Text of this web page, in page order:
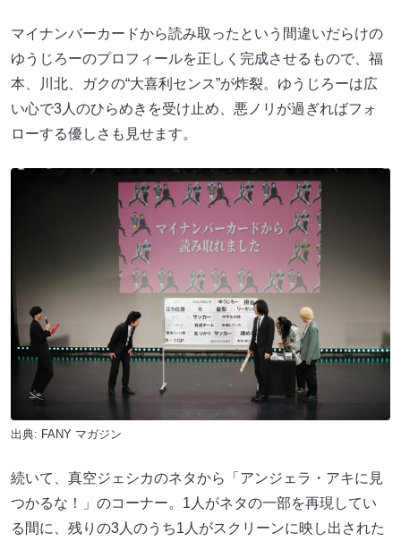
マイナンバーカードから読み取ったという間違いだらけの
ゆうじろーのプロフィールを正しく完成させるもので、福
本、川北、ガクの“大喜利センス”が炸裂。ゆうじろーは広
い心で3人のひらめきを受け止め、悪ノリが過ぎればフォ
ローする優しさも見せます。
出典: FANY マガジン
続いて、真空ジェシカのネタから「アンジェラ・アキに見
つかるな！」のコーナー。1人がネタの一部を再現してい
る間に、残りの3人のうち1人がスクリーンに映し出された